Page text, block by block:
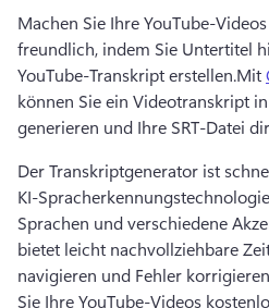
Machen Sie Ihre YouTube-
freundlich, indem Sie Untertitel
YouTube-Transkript erstellen.Mit
können Sie ein Videotranskript
generieren und Ihre SRT-Datei
Der Transkriptgenerator ist
KI-
Sprachen und verschiedene
bietet leicht nachvollziehbare
navigieren und Fehler
Sie Ihre YouTube-Videos